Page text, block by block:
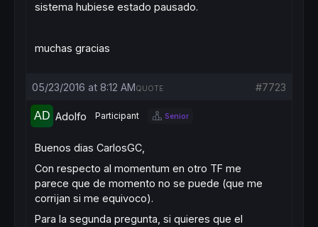
sistema hubiese estado pausado.
muchas gracias
05/23/2016 at 8:12 AM #7723
QUOTE
Adolfo Participant Senior
Buenos dias CarlosGC,
Con respecto al momentum en otro TF me
parece que de momento no se puede (que me
corrijan si me equivoco).
Para la segunda pregunta, si quieres que el